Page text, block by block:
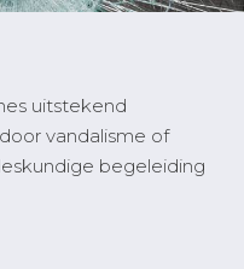
uitstekend
vandalisme of
begeleiding